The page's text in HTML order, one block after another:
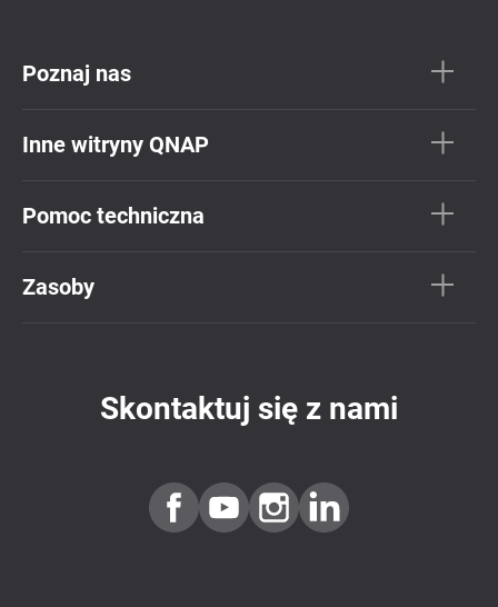
Poznaj nas
Inne witryny QNAP
Pomoc techniczna
Zasoby
Skontaktuj się z nami